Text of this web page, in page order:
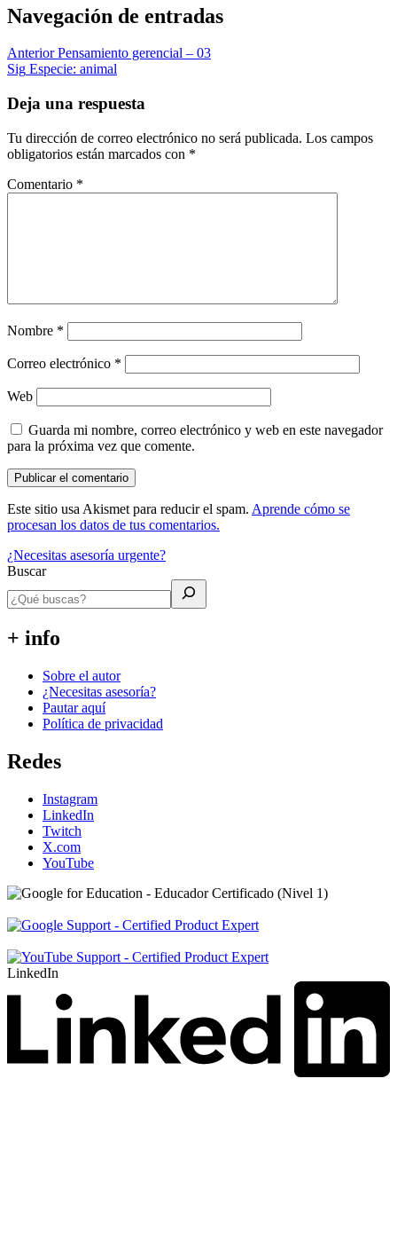
Navegación de entradas
Anterior Pensamiento gerencial – 03
Sig Especie: animal
Deja una respuesta
Tu dirección de correo electrónico no será publicada. Los campos
obligatorios están marcados con *
Comentario *
Nombre *
Correo electrónico *
Web
Guarda mi nombre, correo electrónico y web en este navegador
para la próxima vez que comente.
Este sitio usa Akismet para reducir el spam. Aprende cómo se
procesan los datos de tus comentarios.
¿Necesitas asesoría urgente?
Buscar
+ info
Sobre el autor
¿Necesitas asesoría?
Pautar aquí
Política de privacidad
Redes
Instagram
LinkedIn
Twitch
X.com
YouTube
LinkedIn